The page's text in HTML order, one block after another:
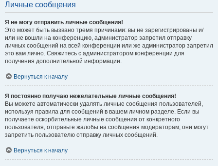
Личные сообщения
Я не могу отправить личные сообщения!
Это может быть вызвано тремя причинами: вы не зарегистрированы и/
или не вошли на конференцию, администратор запретил отправку
личных сообщений на всей конференции или же администратор запретил
это вам лично. Свяжитесь с администратором конференции для
получения дополнительной информации.
Вернуться к началу
Я постоянно получаю нежелательные личные сообщения!
Вы можете автоматически удалять личные сообщения пользователей,
используя правила для сообщений в вашем личном разделе. Если вы
получаете оскорбительные личные сообщения от конкретного
пользователя, отправьте жалобы на сообщения модераторам; они могут
запретить пользователю отправку личных сообщений.
Вернуться к началу